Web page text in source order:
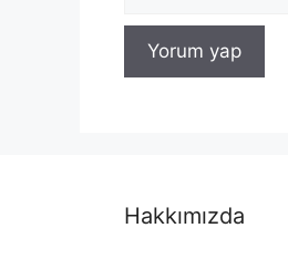
Hakkımızda